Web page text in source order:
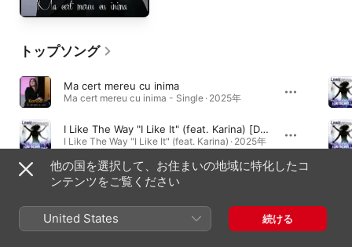
トップソング
Ma cert mereu cu inima
Ma cert mereu cu inima - Single · 2025年
I Like The Way "I Like It" (feat. Karina) [Dj Martinee's Electro StreetBeat Club Remix]
I Like The Way "I Like It" (feat. Karina) · 2025年
I Like The Way "I Like It" (feat. Karina) [DaWizards Freestyle Banger Remix Club]
I Like The Way "I Like It" (feat. Karina) · 2025年
他の国を選択して、お住まいの地域に特化したコ
ンテンツをご覧ください
United States 続ける